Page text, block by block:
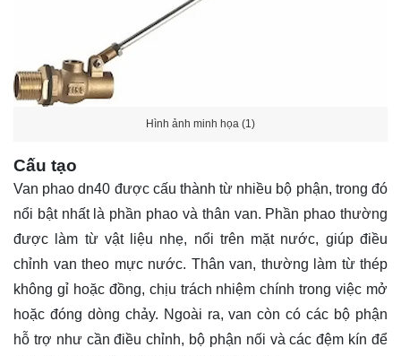
Hình ảnh minh họa (1)
Cấu tạo
Van phao dn40 được cấu thành từ nhiều bộ phận, trong đó
nổi bật nhất là phần phao và thân van. Phần phao thường
được làm từ vật liệu nhẹ, nổi trên mặt nước, giúp điều
chỉnh van theo mực nước. Thân van, thường làm từ thép
không gỉ hoặc đồng, chịu trách nhiệm chính trong việc mở
hoặc đóng dòng chảy. Ngoài ra, van còn có các bộ phận
hỗ trợ như cần điều chỉnh, bộ phận nối và các đệm kín để